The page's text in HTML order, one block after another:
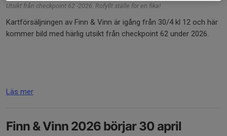
Utsikt från checkpoint 62 -2026. Rofyllt ställe för en fika!
Kartförsäljningen av Finn & Vinn är igång från 30/4 kl 12 och här
kommer bild med härlig utsikt från checkpoint 62 under 2026.
Läs mer
Finn & Vinn 2026 börjar 30 april